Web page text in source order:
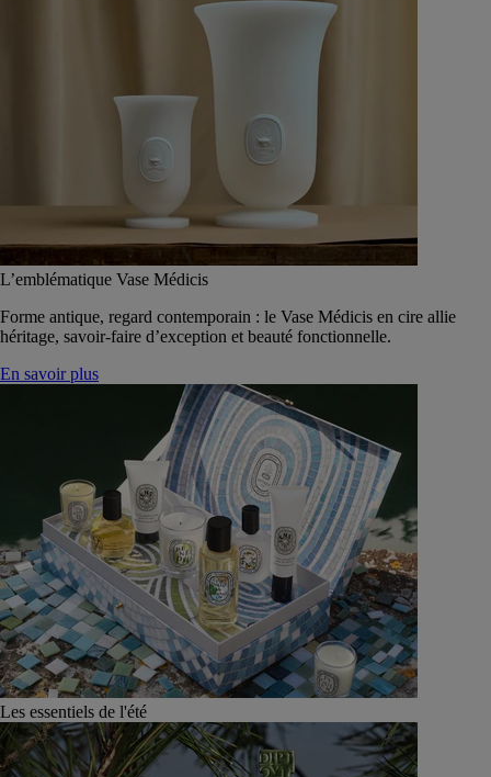
L’emblématique Vase Médicis
Forme antique, regard contemporain : le Vase Médicis en cire allie
héritage, savoir-faire d’exception et beauté fonctionnelle.
En savoir plus
Les essentiels de l'été